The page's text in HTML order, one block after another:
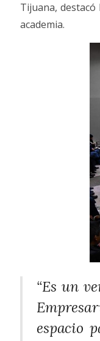
Tijuana,
academia.
“Es un
espacio